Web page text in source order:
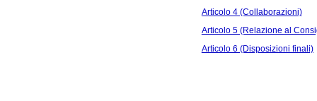
Articolo 4 (Collaborazioni)
Articolo 5 (Relazione al
Articolo 6 (Disposizioni finali)